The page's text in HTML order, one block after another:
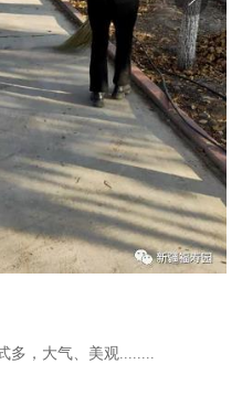
多，大气、美观........